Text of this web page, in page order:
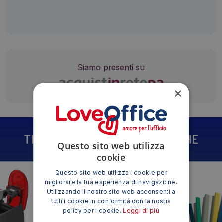
Siamo presenti su
TI POTREBBE INTERESSARE ANCHE
×
Questo sito web utilizza
cookie
Questo sito web utilizza i cookie per
migliorare la tua esperienza di navigazione.
Utilizzando il nostro sito web acconsenti a
tutti i cookie in conformità con la nostra
policy per i cookie.Leggi di più